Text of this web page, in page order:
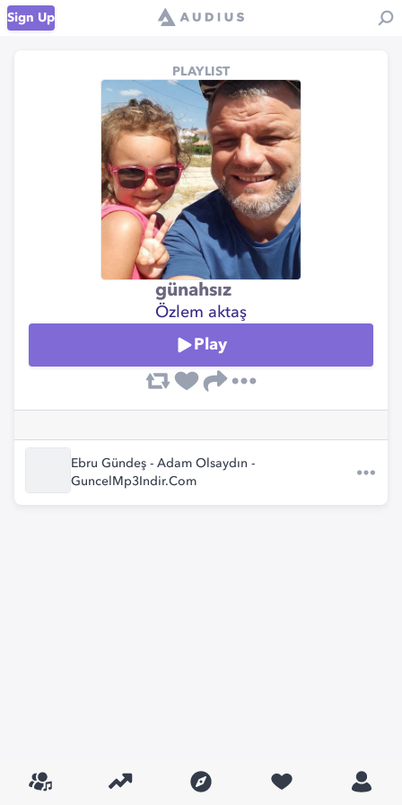
Sign Up
PLAYLIST
günahsız
Özlem aktaş
Play
Ebru Gündeş - Adam Olsaydın -
GuncelMp3Indir.Com